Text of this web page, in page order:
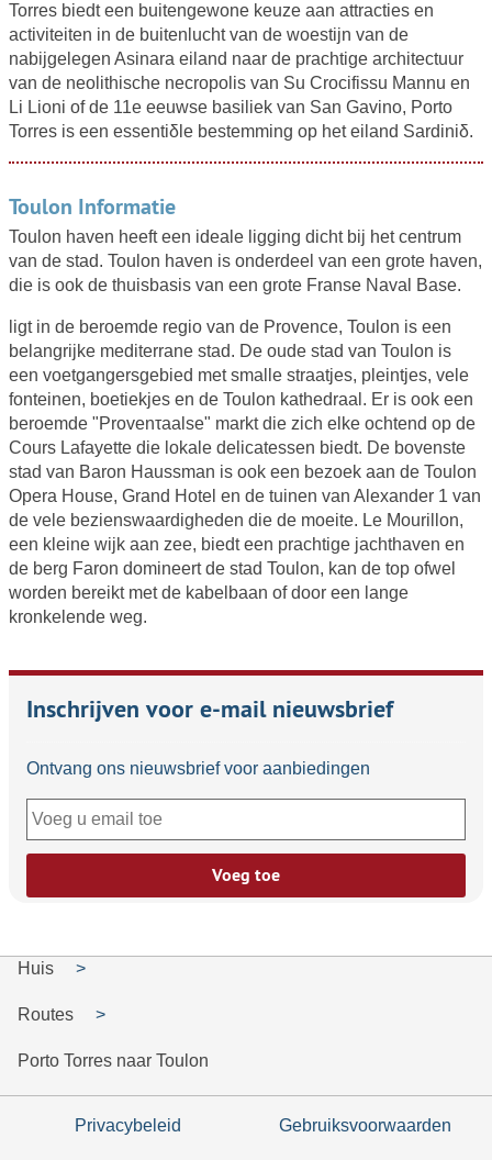
Torres biedt een buitengewone keuze aan attracties en
activiteiten in de buitenlucht van de woestijn van de
nabijgelegen Asinara eiland naar de prachtige architectuur
van de neolithische necropolis van Su Crocifissu Mannu en
Li Lioni of de 11e eeuwse basiliek van San Gavino, Porto
Torres is een essentiδle bestemming op het eiland Sardiniδ.
Toulon Informatie
Toulon haven heeft een ideale ligging dicht bij het centrum
van de stad. Toulon haven is onderdeel van een grote haven,
die is ook de thuisbasis van een grote Franse Naval Base.
ligt in de beroemde regio van de Provence, Toulon is een
belangrijke mediterrane stad. De oude stad van Toulon is
een voetgangersgebied met smalle straatjes, pleintjes, vele
fonteinen, boetiekjes en de Toulon kathedraal. Er is ook een
beroemde "Provenτaalse" markt die zich elke ochtend op de
Cours Lafayette die lokale delicatessen biedt. De bovenste
stad van Baron Haussman is ook een bezoek aan de Toulon
Opera House, Grand Hotel en de tuinen van Alexander 1 van
de vele bezienswaardigheden die de moeite. Le Mourillon,
een kleine wijk aan zee, biedt een prachtige jachthaven en
de berg Faron domineert de stad Toulon, kan de top ofwel
worden bereikt met de kabelbaan of door een lange
kronkelende weg.
Inschrijven voor e-mail nieuwsbrief
Ontvang ons nieuwsbrief voor aanbiedingen
Voeg toe
Huis
Routes
Porto Torres naar Toulon
Privacybeleid Gebruiksvoorwaarden